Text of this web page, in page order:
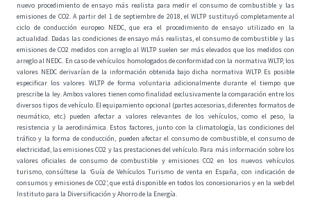
nuevo procedimiento de ensayo más realista para medir el consumo de combustible y las
emisiones de CO2. A partir del 1 de septiembre de 2018, el WLTP sustituyó completamente al
ciclo de conducción europeo NEDC, que era el procedimiento de ensayo utilizado en la
actualidad. Dadas las condiciones de ensayo más realistas, el consumo de combustible y las
emisiones de CO2 medidos con arreglo al WLTP suelen ser más elevados que los medidos con
arreglo al NEDC. En caso de vehículos homologados de conformidad con la normativa WLTP, los
valores NEDC derivarían de la información obtenida bajo dicha normativa WLTP. Es posible
especificar los valores WLTP de forma voluntaria adicionalmente durante el tiempo que
prescribe la ley. Ambos valores tienen como finalidad exclusivamente la comparación entre los
diversos tipos de vehículo. El equipamiento opcional (partes accesorias, diferentes formatos de
neumático, etc.) pueden afectar a valores relevantes de los vehículos, como el peso, la
resistencia y la aerodinámica. Estos factores, junto con la climatología, las condiciones del
tráfico y la forma de conducción, pueden afectar el consumo de combustible, el consumo de
electricidad, las emisiones CO2 y las prestaciones del vehículo. Para más información sobre los
valores oficiales de consumo de combustible y emisiones CO2 en los nuevos vehículos
turismo, consúltese la ‘Guía de Vehículos Turismo de venta en España, con indicación de
consumos y emisiones de CO2’, que está disponible en todos los concesionarios y en la web del
Instituto para la Diversificación y Ahorro de la Energía.